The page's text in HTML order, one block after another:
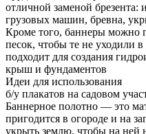
отличной заменой
грузовых машин, бревна,
Кроме того, баннеры можно
песок, чтобы те не уходили
подходит для создания
крыш и фундаментов
Идеи для использования
б/у плакатов на садовом
Баннерное полотно — это
пригодится в огороде и на
укрыть землю, чтобы на ней